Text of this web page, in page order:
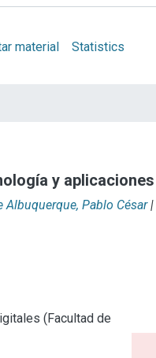
material Statistics
y aplicaciones
Albuquerque, Pablo César |
(Facultad de